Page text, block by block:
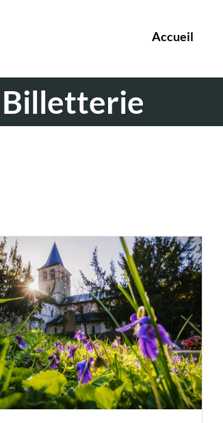
Accueil
Billetterie